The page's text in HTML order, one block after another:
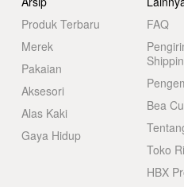
Produk Terbaru
Merek
Pakaian
Aksesori
Alas Kaki
Gaya Hidup
FAQ
Bea
Toko
HBX